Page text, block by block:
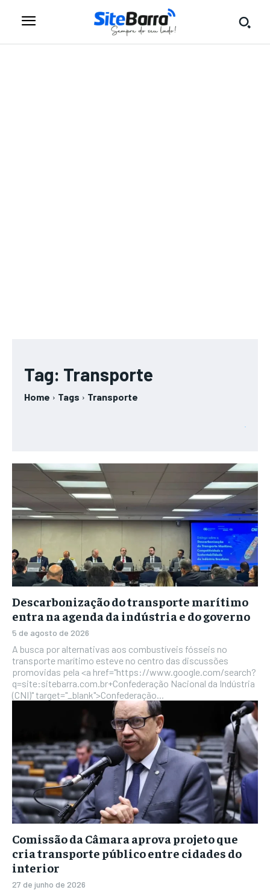
Tag: Transporte
Home Tags Transporte
Descarbonização do transporte marítimo
entra na agenda da indústria e do governo
5 de agosto de 2026
A busca por alternativas aos combustíveis fósseis no
transporte marítimo esteve no centro das discussões
promovidas pela <a href="https://www.google.com/search?
q=site:sitebarra.com.br+Confederação Nacional da Indústria
(CNI)" target="_blank">Confederação...
Comissão da Câmara aprova projeto que
cria transporte público entre cidades do
interior
27 de junho de 2026